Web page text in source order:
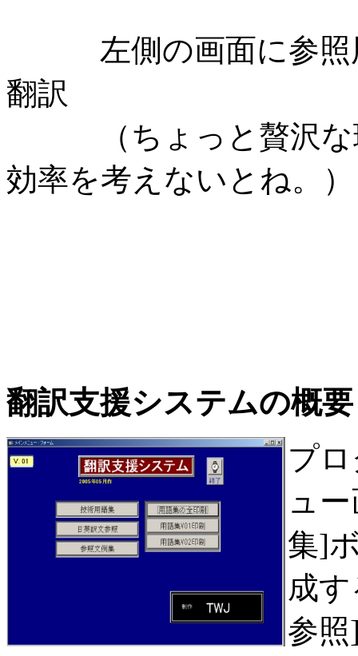
左側の画面に参照用
翻訳
（ちょっと贅沢な環
効率を考えないとね。）
翻訳支援システムの概要
プ
ュ
集]
成
参